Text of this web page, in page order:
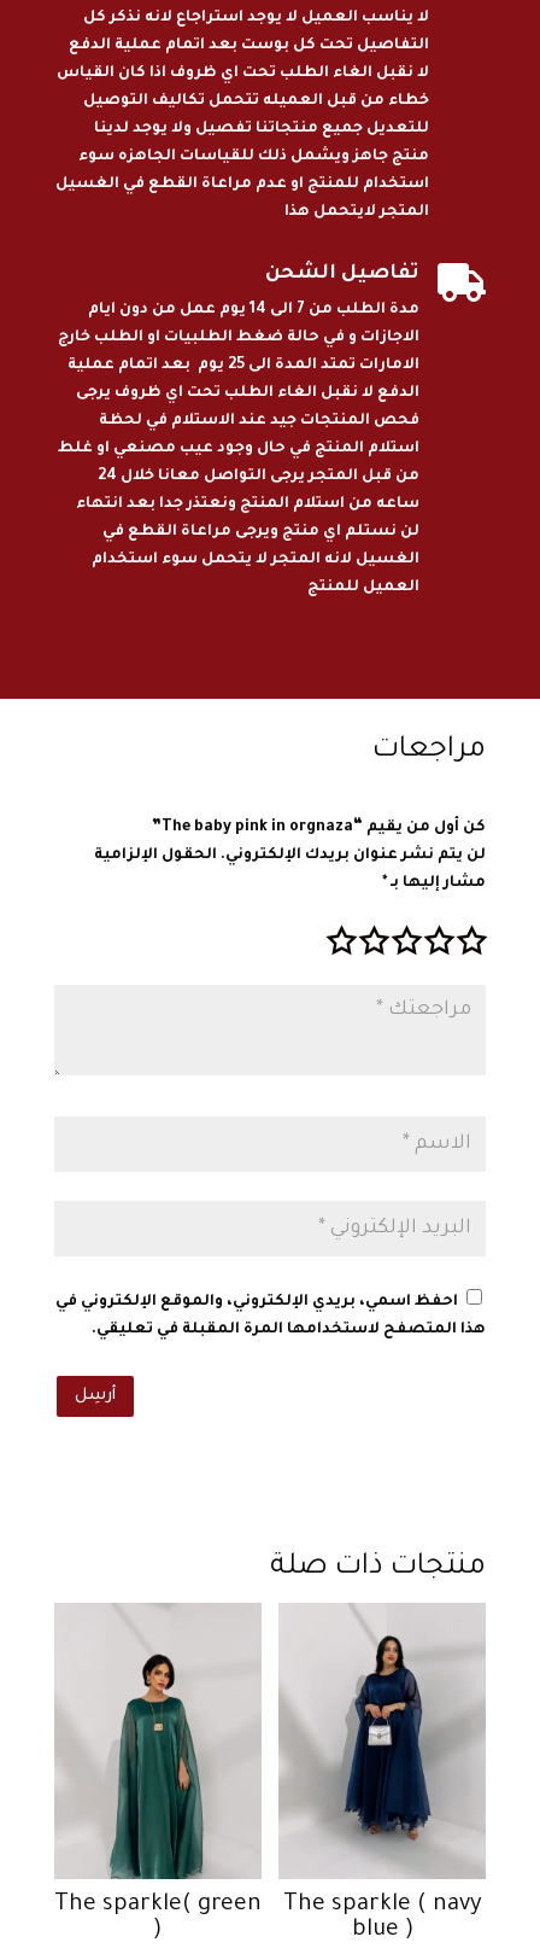
لا يناسب العميل لا يوجد استراجاع لانه نذكر كل
التفاصيل تحت كل بوست بعد اتمام عملية الدفع
لا نقبل الغاء الطلب تحت اي ظروف اذا كان القياس
خطاء من قبل العميله تتحمل تكاليف التوصيل
للتعديل جميع منتجاتنا تفصيل ولا يوجد لدينا
منتج جاهز ويشمل ذلك للقياسات الجاهزه سوء
استخدام للمنتج او عدم مراعاة القطع في الغسيل
المتجر لايتحمل هذا
 تفاصيل الشحن
مدة الطلب من 7 الى 14 يوم عمل من دون ايام
الاجازات و في حالة ضغط الطلبيات او الطلب خارج
الامارات تمتد المدة الى 25 يوم بعد اتمام عملية
الدفع لا نقبل الغاء الطلب تحت اي ظروف يرجى
فحص المنتجات جيد عند الاستلام في لحظة
استلام المنتج في حال وجود عيب مصنعي او غلط
من قبل المتجر يرجى التواصل معانا خلال 24
ساعه من استلام المنتج ونعتذر جدا بعد انتهاء
لن نستلم اي منتج ويرجى مراعاة القطع في
الغسيل لانه المتجر لا يتحمل سوء استخدام
العميل للمنتج
مراجعات
كن أول من يقيم “The baby pink in orgnaza”
لن يتم نشر عنوان بريدك الإلكتروني. الحقول الإلزامية
مشار إليها بـ*
احفظ اسمي، بريدي الإلكتروني، والموقع الإلكتروني في
هذا المتصفح لاستخدامها المرة المقبلة في تعليقي.
أرسِل
منتجات ذات صلة
The sparkle ( navy
blue )
The sparkle( green
)